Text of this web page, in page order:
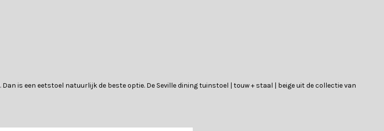
. Dan is een eetstoel natuurlijk de beste optie. De Seville dining tuinstoel | touw + staal | beige uit de collectie van